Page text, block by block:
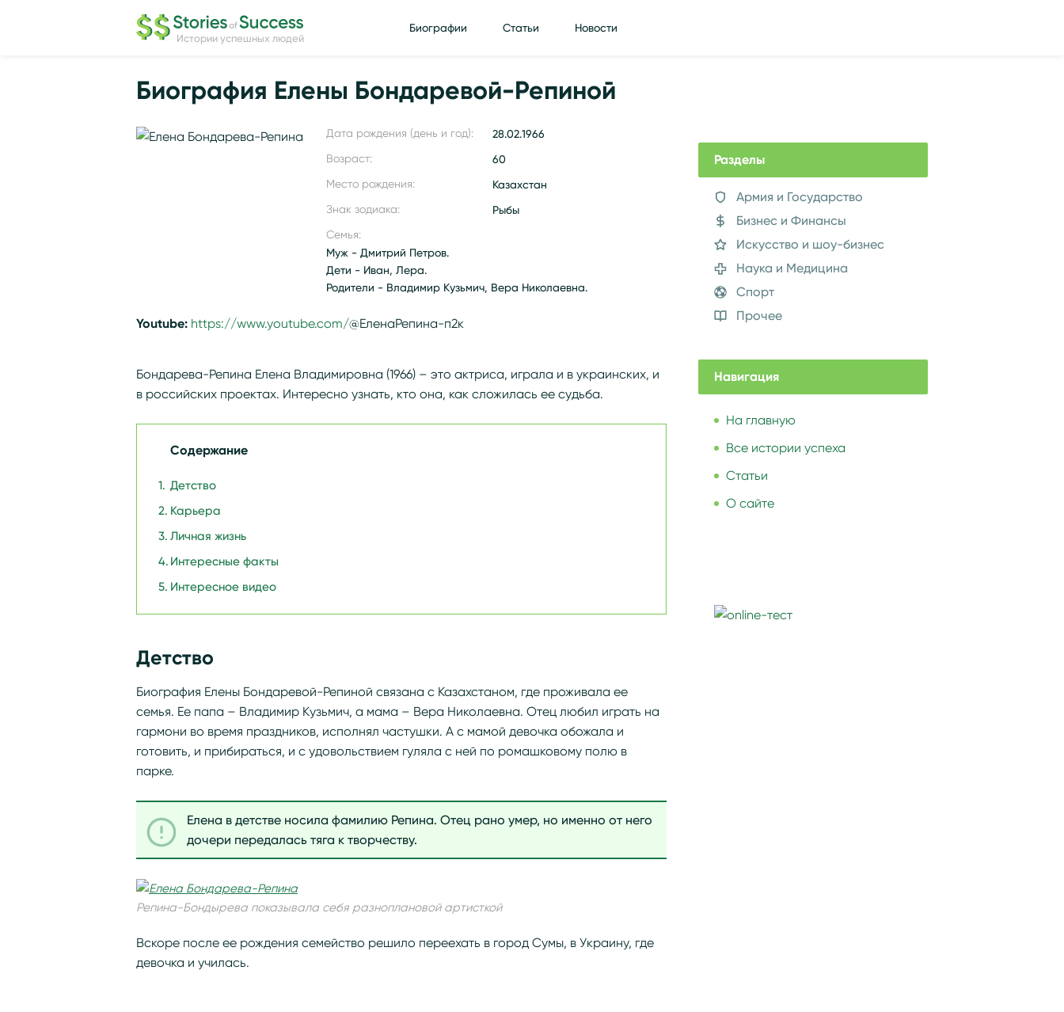
Истории успешных людей
Биографии Статьи Новости
Биография Елены Бондаревой-Репиной
Дата рождения (день и год): 28.02.1966
Возраст: 60
Место рождения: Казахстан
Знак зодиака: Рыбы
Семья:
Муж - Дмитрий Петров.
Дети - Иван, Лера.
Родители - Владимир Кузьмич, Вера Николаевна.
Youtube: https://www.youtube.com/@ЕленаРепина-п2к
Бондарева-Репина Елена Владимировна (1966) – это актриса, играла и в украинских, и
в российских проектах. Интересно узнать, кто она, как сложилась ее судьба.
Содержание
Детство
Карьера
Личная жизнь
Интересные факты
Интересное видео
Детство
Биография Елены Бондаревой-Репиной связана с Казахстаном, где проживала ее
семья. Ее папа – Владимир Кузьмич, а мама – Вера Николаевна. Отец любил играть на
гармони во время праздников, исполнял частушки. А с мамой девочка обожала и
готовить, и прибираться, и с удовольствием гуляла с ней по ромашковому полю в
парке.
Елена в детстве носила фамилию Репина. Отец рано умер, но именно от него
дочери передалась тяга к творчеству.
Репина-Бондырева показывала себя разноплановой артисткой
Вскоре после ее рождения семейство решило переехать в город Сумы, в Украину, где
девочка и училась.
Разделы
Армия и Государство
Бизнес и Финансы
Искусство и шоу-бизнес
Наука и Медицина
Спорт
Прочее
Навигация
На главную
Все истории успеха
Статьи
О сайте